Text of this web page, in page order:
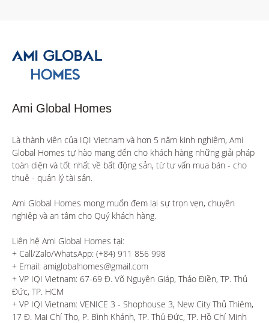
Ami Global Homes
Là thành viên của IQI Vietnam và hơn 5 năm kinh nghiệm, Ami
Global Homes tự hào mang đến cho khách hàng những giải pháp
toàn diện và tốt nhất về bất động sản, từ tư vấn mua bán - cho
thuê - quản lý tài sản.
Ami Global Homes mong muốn đem lại sự trọn vẹn, chuyên
nghiệp và an tâm cho Quý khách hàng.
Liên hệ Ami Global Homes tại:
+ Call/Zalo/WhatsApp: (+84) 911 856 998
+ Email: amiglobalhomes@gmail.com
+ VP IQI Vietnam: 67-69 Đ. Võ Nguyên Giáp, Thảo Điền, TP. Thủ
Đức, TP. HCM
+ VP IQI Vietnam: VENICE 3 - Shophouse 3, New City Thủ Thiêm,
17 Đ. Mai Chí Thọ, P. Bình Khánh, TP. Thủ Đức, TP. Hồ Chí Minh